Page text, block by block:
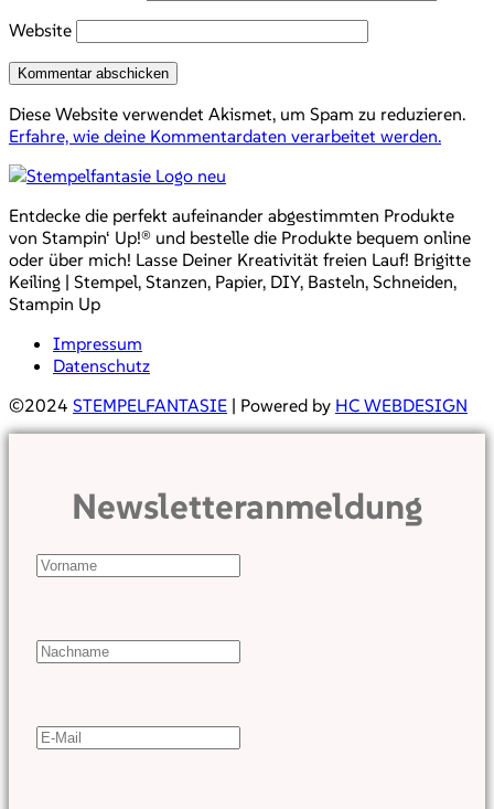
Website
Diese Website verwendet Akismet, um Spam zu reduzieren.
Erfahre, wie deine Kommentardaten verarbeitet werden.
Entdecke die perfekt aufeinander abgestimmten Produkte
von Stampin‘ Up!® und bestelle die Produkte bequem online
oder über mich! Lasse Deiner Kreativität freien Lauf! Brigitte
Keiling | Stempel, Stanzen, Papier, DIY, Basteln, Schneiden,
Stampin Up
Impressum
Datenschutz
©2024 STEMPELFANTASIE | Powered by HC WEBDESIGN
Newsletteranmeldung